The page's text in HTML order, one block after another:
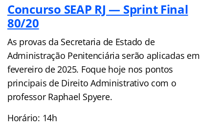
Concurso SEAP RJ — Sprint Final
80/20
As provas da Secretaria de Estado de
Administração Penitenciária serão aplicadas em
fevereiro de 2025. Foque hoje nos pontos
principais de Direito Administrativo com o
professor Raphael Spyere.
Horário: 14h